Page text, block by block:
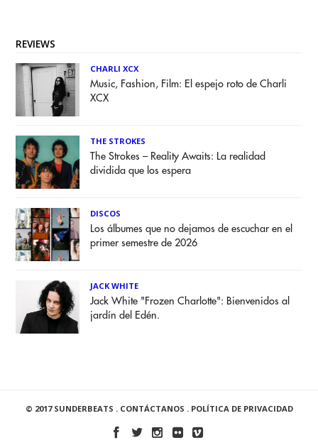
REVIEWS
CHARLI XCX
Music, Fashion, Film: El espejo roto de Charli
XCX
THE STROKES
The Strokes – Reality Awaits: La realidad
dividida que los espera
DISCOS
Los álbumes que no dejamos de escuchar en el
primer semestre de 2026
JACK WHITE
Jack White "Frozen Charlotte": Bienvenidos al
jardín del Edén.
© 2017 SUNDERBEATS . CONTÁCTANOS . POLÍTICA DE PRIVACIDAD